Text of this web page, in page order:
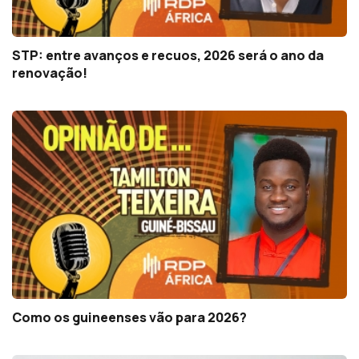
STP: entre avanços e recuos, 2026 será o ano da
renovação!
Como os guineenses vão para 2026?